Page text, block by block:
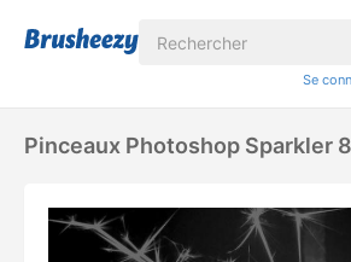
Se
Pinceaux Photoshop Sparkler 8